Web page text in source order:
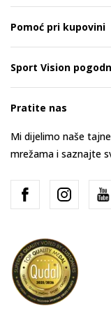
Pomoć pri kupovini
Sport Vision
Pratite nas
Mi dijelimo naše
mrežama i saznajte